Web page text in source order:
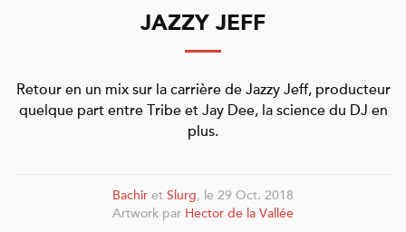
JAZZY JEFF
Retour en un mix sur la carrière de Jazzy Jeff, producteur
quelque part entre Tribe et Jay Dee, la science du DJ en
plus.
Bachir et Slurg, le 29 Oct. 2018
Artwork par Hector de la Vallée